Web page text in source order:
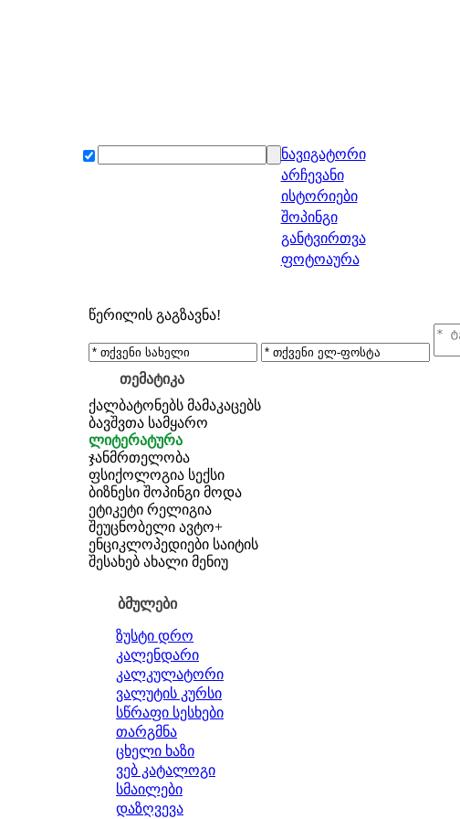
ნავიგატორი
არჩევანი
ისტორიები
შოპინგი
განტვირთვა
ფოტოაურა
წერილის გაგზავნა!
თემატიკა
ქალბატონებს მამაკაცებს
ბავშვთა სამყარო
ლიტერატურა
ჯანმრთელობა
ფსიქოლოგია სექსი
ბიზნესი შოპინგი მოდა
ეტიკეტი რელიგია
შეუცნობელი ავტო+
ენციკლოპედიები საიტის
შესახებ ახალი მენიუ
ბმულები
ზუსტი დრო
კალენდარი
კალკულატორი
ვალუტის კურსი
სწრაფი სესხები
თარგმნა
ცხელი ხაზი
ვებ კატალოგი
სმაილები
დაზღვევა